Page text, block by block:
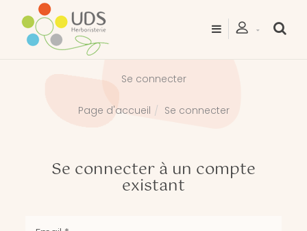
Se connecter
Page d'accueil Se connecter
Se connecter à un compte
existant